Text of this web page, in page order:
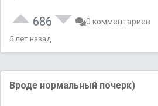
686 0 комментариев
5 лет назад
Вроде нормальный почерк)